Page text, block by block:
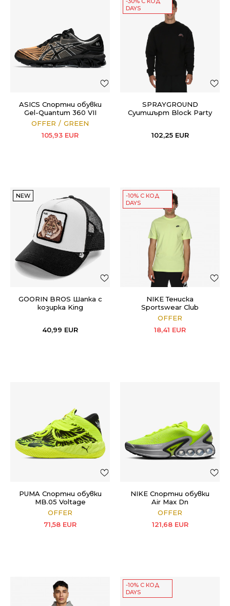
ASICS Спортни обувки
Gel-Quantum 360 VII
OFFER
GREEN
105,93 EUR
DAYS
SPRAYGROUND
Суитшърт Block Party
102,25 EUR
NEW
GOORIN BROS Шапка с
козирка King
40,99 EUR
-10% С КОД
DAYS
NIKE Тенискa
Sportswear Club
OFFER
18,41 EUR
PUMA Спортни обувки
MB.05 Voltage
OFFER
71,58 EUR
NIKE Спортни обувки
Air Max Dn
OFFER
121,68 EUR
-10% С КОД
DAYS